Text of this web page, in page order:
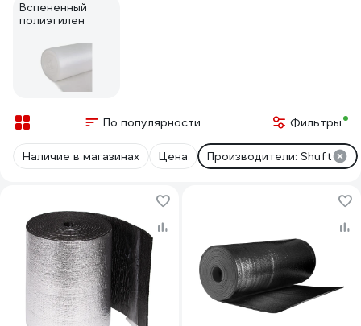
Вспененный
полиэтилен
По популярности Фильтры
Наличие в магазинах Цена Производители: Shuft